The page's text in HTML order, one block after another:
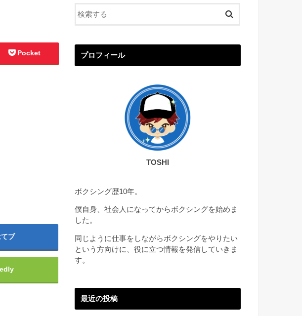
Pocket
てブ
プロフィール
TOSHI
ボクシング歴10年。
僕自身、社会人になってからボクシングを始めま
した。
同じように仕事をしながらボクシングをやりたい
という方向けに、役に立つ情報を発信していきま
す。
最近の投稿